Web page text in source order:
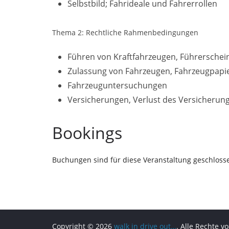
Selbstbild; Fahrideale und Fahrerrollen
Thema 2: Rechtliche Rahmenbedingungen
Führen von Kraftfahrzeugen,
Zulassung von Fahrzeugen,
Fahrzeuguntersuchungen
Versicherungen, Verlust des
Bookings
Buchungen sind für diese Veranstaltung
Copyright © 2026 walk in drive out…. Alle Rechte